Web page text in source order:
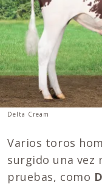
Delta Cream
Varios toros
surgido una vez
pruebas, como